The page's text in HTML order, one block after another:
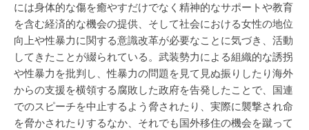
には身体的な傷を癒やすだけでなく精神的なサポートや教育
を含む経済的な機会の提供、そして社会における女性の地位
向上や性暴力に関する意識改革が必要なことに気づき、活動
してきたことが綴られている。武装勢力による組織的な誘拐
や性暴力を批判し、性暴力の問題を見て見ぬ振りしたり海外
からの支援を横領する腐敗した政府を告発したことで、国連
でのスピーチを中止するよう脅されたり、実際に襲撃され命
を脅かされたりするなか、それでも国外移住の機会を蹴って